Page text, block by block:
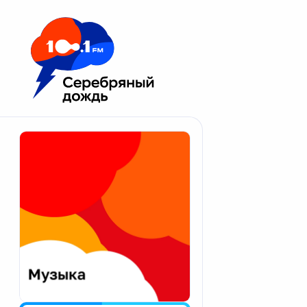
Москва 100.1 FM
Апатиты
Екатеринбург
Калининград
Калуга